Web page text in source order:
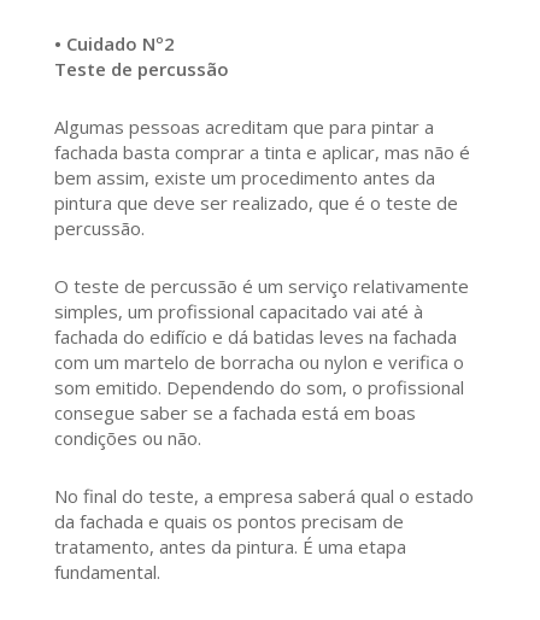
• Cuidado Nº2
Teste de percussão
Algumas pessoas acreditam que para pintar a
fachada basta comprar a tinta e aplicar, mas não é
bem assim, existe um procedimento antes da
pintura que deve ser realizado, que é o teste de
percussão.
O teste de percussão é um serviço relativamente
simples, um profissional capacitado vai até à
fachada do edifício e dá batidas leves na fachada
com um martelo de borracha ou nylon e verifica o
som emitido. Dependendo do som, o profissional
consegue saber se a fachada está em boas
condições ou não.
No final do teste, a empresa saberá qual o estado
da fachada e quais os pontos precisam de
tratamento, antes da pintura. É uma etapa
fundamental.